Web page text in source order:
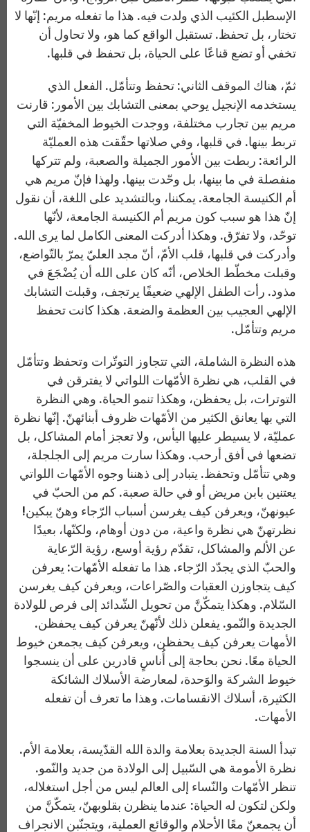
الإسطبل الكئيب الذي ولدت فيه. هذا ما تفعله مريم: إنّها لا
تختار، بل تحفظ. تستقبل الواقع كما هو، ولا تحاول أن
تخفي أو تضع قناعًا على الحياة، بل تحفظ في قلبها.
ثمّ، هناك الموقف الثاني: تحفظ وتتأمّل. الفعل الذي
يستخدمه الإنجيل يوحي بمعنى التشابك بين الأمور: قارنت
مريم بين تجارب مختلفة، ووجدت الخيوط المخفيّة التي
تربط بينها. في قلبها، وفي صلاتها حقّقت هذه العمليّة
الرائعة: ربطت بين الأمور الجميلة والصعبة، ولم تتركها
منفصلة في ما بينها، بل وحّدت بينها. ولهذا فإنّ مريم هي
أم الكنيسة الجامعة. يمكننا، وبالتشديد على اللغة، أن نقول
إنّ هذا هو سبب كون مريم أم الكنيسة الجامعة، لأنّها
توحّد، ولا تفرّق. وهكذا أدركت المعنى الكامل لما يرى الله.
وأدركت في قلبها، قلب الأمّ، أنّ مجد العليّ يمرّ بالتّواضع،
وقبلت مخطّط الخلاص، أنّه كان على الله أن يُضْجَعَ في
مذود. رأت الطفل الإلهي ضعيفًا يرتجف، وقبلت التشابك
الإلهي العجيب بين العظمة والضعة. هكذا كانت تحفظ
مريم وتتأمّل.
هذه النظرة الشاملة، التي تتجاوز التوتّرات وتحفظ وتتأمّل
في القلب، هي نظرة الأمّهات اللواتي لا يفترقن في
التوترات، بل يحفظن، وهكذا تنمو الحياة. وهي النظرة
التي بها يعانق الكثير من الأمّهات ظروف أبنائهنّ. إنّها نظرة
عمليّة، لا يسيطر عليها اليأس، ولا تعجز أمام المشاكل، بل
تضعها في أفق أرحب. وهكذا سارت مريم إلى الجلجلة،
وهي تتأمّل وتحفظ. يتبادر إلى ذهننا وجوه الأمّهات اللواتي
يعتنين بابن مريض أو في حالة صعبة. كم من الحبّ في
عيونهنّ، ويعرفن كيف يغرسن أسباب الرّجاء وهنّ يبكين!
نظرتهنّ هي نظرة واعية، من دون أوهام، ولكنّها، بعيدًا
عن الألم والمشاكل، تقدّم رؤية أوسع، رؤية الرّعاية
والحبّ الذي يجدّد الرّجاء. هذا ما تفعله الأمّهات: يعرفن
كيف يتجاوزن العقبات والصّراعات، ويعرفن كيف يغرسن
السّلام. وهكذا يتمكّنَّ من تحويل الشّدائد إلى فرص للولادة
الجديدة والنّمو. يفعلن ذلك لأنّهنّ يعرفن كيف يحفظن.
الأمهات يعرفن كيف يحفظن، ويعرفن كيف يجمعن خيوط
الحياة معًا. نحن بحاجة إلى أُناسٍ قادرين على أن ينسجوا
خيوط الشركة والوَحدة، لمعارضة الأسلاك الشائكة
الكثيرة، أسلاك الانقسامات. وهذا ما تعرف أن تفعله
الأمهات.
تبدأ السنة الجديدة بعلامة والدة الله القدّيسة، بعلامة الأم.
نظرة الأمومة هي السّبيل إلى الولادة من جديد والنّمو.
تنظر الأمّهات والنّساء إلى العالم ليس من أجل استغلاله،
ولكن لتكون له الحياة: عندما ينظرن بقلوبهنّ، يتمكّنَّ من
أن يجمعنّ معًا الأحلام والوقائع العملية، ويتجنّبن الانجراف